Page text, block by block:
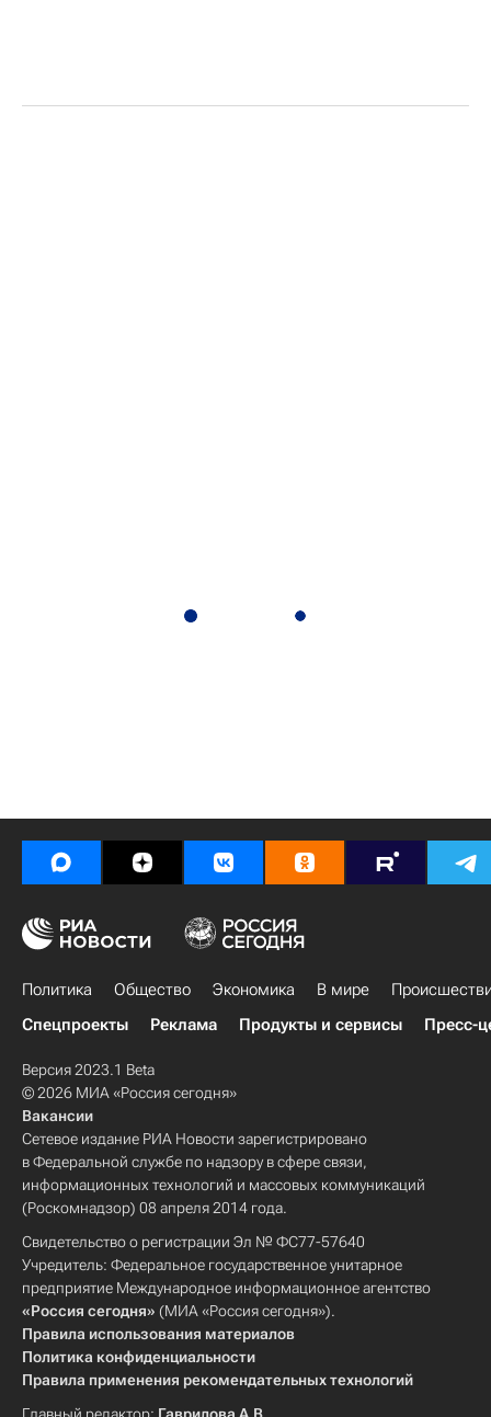
Политика Общество Экономика В мире
Спецпроекты
Реклама Продукты и сервисы Пресс-
Версия 2023.1 Beta
© 2026 МИА «Россия сегодня»
Вакансии
Сетевое издание РИА Новости зарегистрировано
в Федеральной службе по надзору в сфере связи,
информационных технологий и массовых коммуникаций
(Роскомнадзор) 08 апреля 2014 года.
Свидетельство о регистрации Эл № ФС77-57640
Учредитель: Федеральное государственное унитарное
предприятие Международное информационное агентство
«Россия сегодня» (МИА «Россия сегодня»).
Правила использования материалов
Политика конфиденциальности
Правила применения рекомендательных технологий